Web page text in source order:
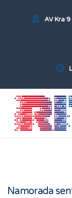
AV Kra
Namorada